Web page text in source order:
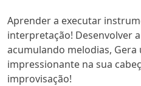
Aprender a executar
interpretação! Desenvolver
acumulando melodias,
impressionante na sua
improvisação!